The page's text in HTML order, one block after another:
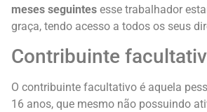
meses seguintes esse trabalhador
graça, tendo acesso a todos os seus
Contribuinte
O contribuinte facultativo é aquela
16 anos, que mesmo não possuindo